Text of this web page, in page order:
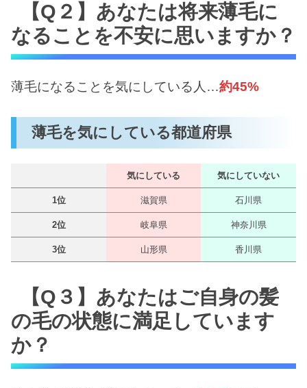
【Q２】あなたは将来薄毛に
なることを不安に思いますか？
薄毛になることを気にしている人…約45%
薄毛を気にしている都道府県
気にしている 気にしていない
1位 滋賀県 石川県
2位 岐阜県 神奈川県
3位 山形県 香川県
【Q３】あなたはご自身の髪
の毛の状態に満足しています
か？